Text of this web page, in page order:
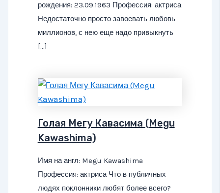
рождения: 23.09.1963 Профессия: актриса
Недостаточно просто завоевать любовь
миллионов, с нею еще надо привыкнуть
[…]
Голая Мегу Кавасима (Megu
Kawashima)
Имя на англ: Megu Kawashima
Профессия: актриса Что в публичных
людях поклонники любят более всего?